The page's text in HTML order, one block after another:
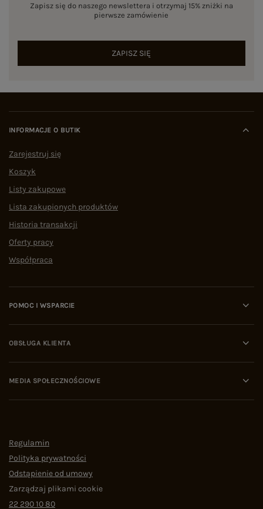
Zapisz się do naszego newslettera i otrzymaj 15% zniżki na
pierwsze zamówienie
ZAPISZ SIĘ
INFORMACJE O BUTIK
Zarejestruj się
Koszyk
Listy zakupowe
Lista zakupionych produktów
Historia transakcji
Oferty pracy
Współpraca
POMOC I WSPARCIE
OBSŁUGA KLIENTA
MEDIA SPOŁECZNOŚCIOWE
Regulamin
Polityka prywatności
Odstąpienie od umowy
Zarządzaj plikami cookie
22 290 10 80